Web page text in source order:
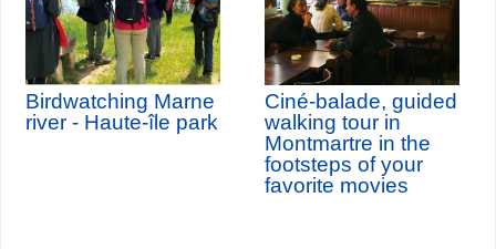
Birdwatching Marne
river - Haute-île park
Ciné-balade, guided
walking tour in
Montmartre in the
footsteps of your
favorite movies